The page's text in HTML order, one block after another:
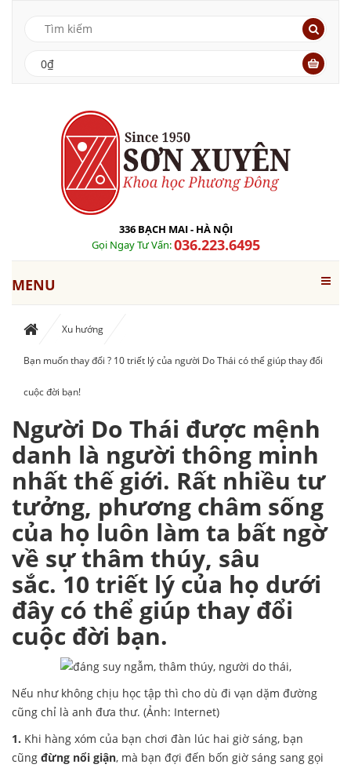
0₫
336 BẠCH MAI - HÀ NỘI
Gọi Ngay Tư Vấn:036.223.6495
MENU
Xu hướng
Bạn muốn thay đổi ? 10 triết lý của người Do Thái có thể giúp thay đổi
cuộc đời bạn!
Người Do Thái được mệnh
danh là người thông minh
nhất thế giới. Rất nhiều tư
tưởng, phương châm sống
của họ luôn làm ta bất ngờ
về sự thâm thúy, sâu
sắc. 10 triết lý của họ dưới
đây có thể giúp thay đổi
cuộc đời bạn.
Nếu như không chịu học tập thì cho dù đi vạn dặm đường
cũng chỉ là anh đưa thư. (Ảnh: Internet)
1. Khi hàng xóm của bạn chơi đàn lúc hai giờ sáng, bạn
cũng đừng nổi giận, mà bạn đợi đến bốn giờ sáng sang gọi